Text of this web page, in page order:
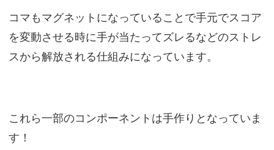
コマもマグネットになっていることで手元でスコア
を変動させる時に手が当たってズレるなどのストレ
スから解放される仕組みになっています。
これら一部のコンポーネントは手作りとなっていま
す！